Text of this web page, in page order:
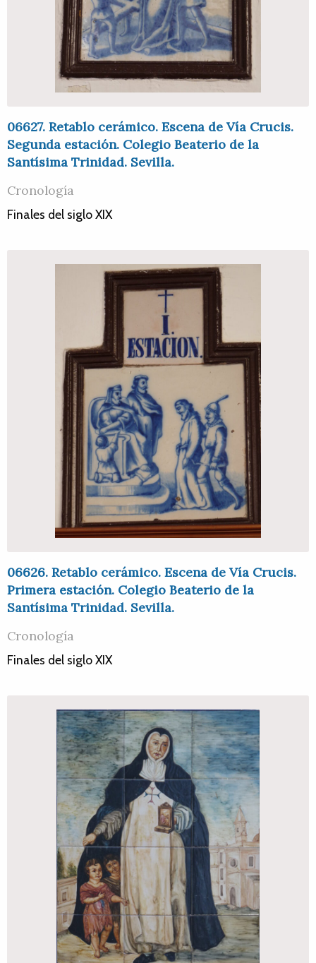
06627. Retablo cerámico. Escena de Vía Crucis.
Segunda estación. Colegio Beaterio de la
Santísima Trinidad. Sevilla.
Cronología
Finales del siglo XIX
06626. Retablo cerámico. Escena de Vía Crucis.
Primera estación. Colegio Beaterio de la
Santísima Trinidad. Sevilla.
Cronología
Finales del siglo XIX